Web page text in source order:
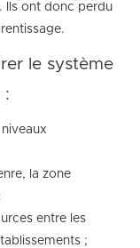
Ils ont donc perdu
le système
:
la zone
entre les
;